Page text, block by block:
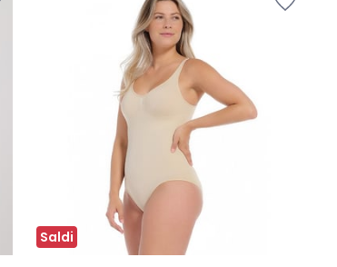
Saldi